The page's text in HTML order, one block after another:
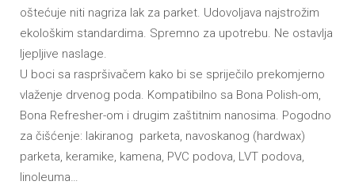
oštećuje niti nagriza lak za parket. Udovoljava najstrožim
ekološkim standardima. Spremno za upotrebu. Ne ostavlja
ljepljive naslage.
U boci sa raspršivačem kako bi se spriječilo prekomjerno
vlaženje drvenog poda. Kompatibilno sa Bona Polish-om,
Bona Refresher-om i drugim zaštitnim nanosima. Pogodno
za čišćenje: lakiranog parketa, navoskanog (hardwax)
parketa, keramike, kamena, PVC podova, LVT podova,
linoleuma…